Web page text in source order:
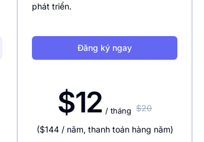
phát triển.
Đăng ký ngay
$12 / tháng $20
($144 / năm, thanh toán hàng năm)